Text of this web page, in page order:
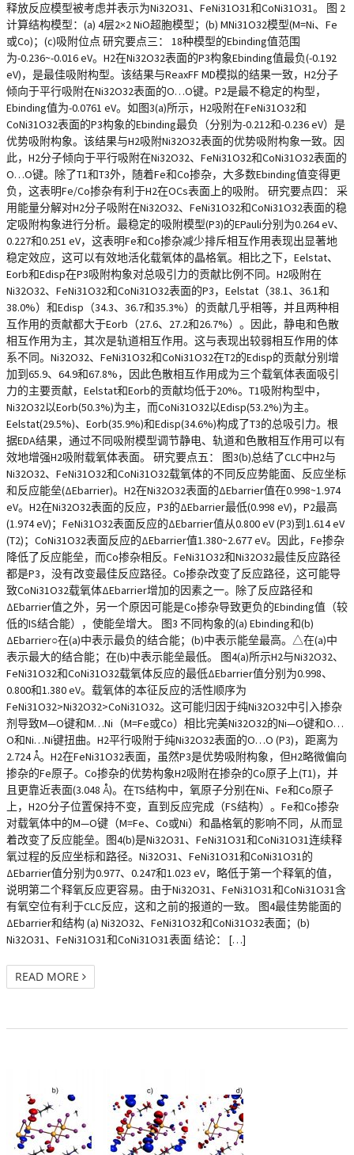
释放反应模型被考虑并表示为Ni32O31、FeNi31O31和CoNi31O31。 图 2
计算结构模型：(a) 4层2×2 NiO超胞模型；(b) MNi31O32模型(M=Ni、Fe
或Co)；(c)吸附位点 研究要点三： 18种模型的Ebinding值范围
为-0.236~-0.016 eV。H2在Ni32O32表面的P3构象Ebinding值最负(-0.192
eV)，是最佳吸附构型。该结果与ReaxFF MD模拟的结果一致，H2分子
倾向于平行吸附在Ni32O32表面的O…O键。P2是最不稳定的构型，
Ebinding值为-0.0761 eV。如图3(a)所示，H2吸附在FeNi31O32和
CoNi31O32表面的P3构象的Ebinding最负（分别为-0.212和-0.236 eV）是
优势吸附构象。该结果与H2吸附Ni32O32表面的优势吸附构象一致。因
此，H2分子倾向于平行吸附在Ni32O32、FeNi31O32和CoNi31O32表面的
O…O键。除了T1和T3外，随着Fe和Co掺杂，大多数Ebinding值变得更
负，这表明Fe/Co掺杂有利于H2在OCs表面上的吸附。 研究要点四： 采
用能量分解对H2分子吸附在Ni32O32、FeNi31O32和CoNi31O32表面的稳
定吸附构象进行分析。最稳定的吸附模型(P3)的EPauli分别为0.264 eV、
0.227和0.251 eV，这表明Fe和Co掺杂减少排斥相互作用表现出显著地
稳定效应，这可以有效地活化载氧体的晶格氧。相比之下，Eelstat、
Eorb和Edisp在P3吸附构象对总吸引力的贡献比例不同。H2吸附在
Ni32O32、FeNi31O32和CoNi31O32表面的P3，Eelstat（38.1、36.1和
38.0%）和Edisp（34.3、36.7和35.3%）的贡献几乎相等，并且两种相
互作用的贡献都大于Eorb（27.6、27.2和26.7%）。因此，静电和色散
相互作用为主，其次是轨道相互作用。这与表现出较弱相互作用的体
系不同。Ni32O32、FeNi31O32和CoNi31O32在T2的Edisp的贡献分别增
加到65.9、64.9和67.8%，因此色散相互作用成为三个载氧体表面吸引
力的主要贡献，Eelstat和Eorb的贡献均低于20%。T1吸附构型中，
Ni32O32以Eorb(50.3%)为主，而CoNi31O32以Edisp(53.2%)为主。
Eelstat(29.5%)、Eorb(35.9%)和Edisp(34.6%)构成了T3的总吸引力。根
据EDA结果，通过不同吸附模型调节静电、轨道和色散相互作用可以有
效地增强H2吸附载氧体表面。 研究要点五： 图3(b)总结了CLC中H2与
Ni32O32、FeNi31O32和CoNi31O32载氧体的不同反应势能面、反应坐标
和反应能垒(ΔEbarrier)。H2在Ni32O32表面的ΔEbarrier值在0.998~1.974
eV。H2在Ni32O32表面的反应，P3的ΔEbarrier最低(0.998 eV)，P2最高
(1.974 eV)；FeNi31O32表面反应的ΔEbarrier值从0.800 eV (P3)到1.614 eV
(T2)；CoNi31O32表面反应的ΔEbarrier值1.380~2.677 eV。因此，Fe掺杂
降低了反应能垒，而Co掺杂相反。FeNi31O32和Ni32O32最佳反应路径
都是P3，没有改变最佳反应路径。Co掺杂改变了反应路径，这可能导
致CoNi31O32载氧体ΔEbarrier增加的因素之一。除了反应路径和
ΔEbarrier值之外，另一个原因可能是Co掺杂导致更负的Ebinding值（较
低的IS结合能），使能垒增大。 图3 不同构象的(a) Ebinding和(b)
ΔEbarrier○在(a)中表示最负的结合能；(b)中表示能垒最高。△在(a)中
表示最大的结合能；在(b)中表示能垒最低。 图4(a)所示H2与Ni32O32、
FeNi31O32和CoNi31O32载氧体反应的最低ΔEbarrier值分别为0.998、
0.800和1.380 eV。载氧体的本征反应的活性顺序为
FeNi31O32>Ni32O32>CoNi31O32。这可能归因于纯Ni32O32中引入掺杂
剂导致M—O键和M…Ni（M=Fe或Co）相比完美Ni32O32的Ni—O键和O…
O和Ni…Ni键扭曲。H2平行吸附于纯Ni32O32表面的O…O (P3)，距离为
2.724 Å。H2在FeNi31O32表面，虽然P3是优势吸附构象，但H2略微偏向
掺杂的Fe原子。Co掺杂的优势构象H2吸附在掺杂的Co原子上(T1)，并
且更靠近表面(3.048 Å)。在TS结构中，氧原子分别在Ni、Fe和Co原子
上，H2O分子位置保持不变，直到反应完成（FS结构）。Fe和Co掺杂
对载氧体中的M—O键（M=Fe、Co或Ni）和晶格氧的影响不同，从而显
着改变了反应能垒。图4(b)是Ni32O31、FeNi31O31和CoNi31O31连续释
氧过程的反应坐标和路径。Ni32O31、FeNi31O31和CoNi31O31的
ΔEbarrier值分别为0.977、0.247和1.023 eV，略低于第一个释氧的值，
说明第二个释氧反应更容易。由于Ni32O31、FeNi31O31和CoNi31O31含
有氧空位有利于CLC反应，这和之前的报道的一致。 图4最佳势能面的
ΔEbarrier和结构 (a) Ni32O32、FeNi31O32和CoNi31O32表面；(b)
Ni32O31、FeNi31O31和CoNi31O31表面 结论： […]
READ MORE